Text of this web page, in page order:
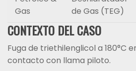
Gas
de Gas (TEG)
CONTEXTO DEL CASO
Fuga de triethilenglicol a 180°C
contacto con llama piloto.